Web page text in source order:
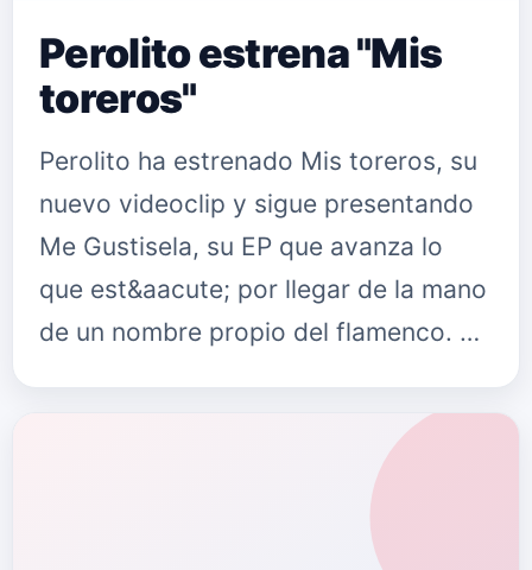
Perolito estrena "Mis
toreros"
Perolito ha estrenado Mis toreros, su
nuevo videoclip y sigue presentando
Me Gustisela, su EP que avanza lo
que est&aacute; por llegar de la mano
de un nombre propio del flamenco. El